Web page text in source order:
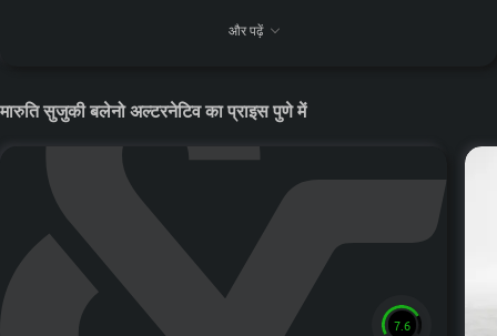
Baleno Alpha Petrol ₹ 8.6 लाख
Baleno Alpha AGS Petrol ₹ 9.1 लाख
और पढ़ें
मारुति सुजुकी बलेनो अल्टरनेटिव का प्राइस पुणे में
7.6